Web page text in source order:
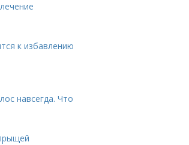
к избавлению
навсегда. Что